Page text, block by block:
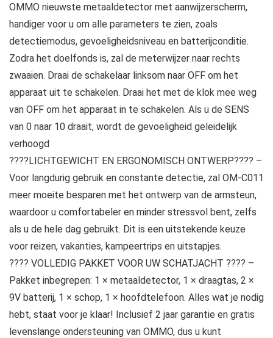
OMMO nieuwste metaaldetector met aanwijzerscherm,
handiger voor u om alle parameters te zien, zoals
detectiemodus, gevoeligheidsniveau en batterijconditie.
Zodra het doelfonds is, zal de meterwijzer naar rechts
zwaaien. Draai de schakelaar linksom naar OFF om het
apparaat uit te schakelen. Draai het met de klok mee weg
van OFF om het apparaat in te schakelen. Als u de SENS
van 0 naar 10 draait, wordt de gevoeligheid geleidelijk
verhoogd
????LICHTGEWICHT EN ERGONOMISCH ONTWERP???? –
Voor langdurig gebruik en constante detectie, zal OM-C011
meer moeite besparen met het ontwerp van de armsteun,
waardoor u comfortabeler en minder stressvol bent, zelfs
als u de hele dag gebruikt. Dit is een uitstekende keuze
voor reizen, vakanties, kampeertrips en uitstapjes.
???? VOLLEDIG PAKKET VOOR UW SCHATJACHT ???? –
Pakket inbegrepen: 1 × metaaldetector, 1 × draagtas, 2 ×
9V batterij, 1 × schop, 1 × hoofdtelefoon. Alles wat je nodig
hebt, staat voor je klaar! Inclusief 2 jaar garantie en gratis
levenslange ondersteuning van OMMO, dus u kunt